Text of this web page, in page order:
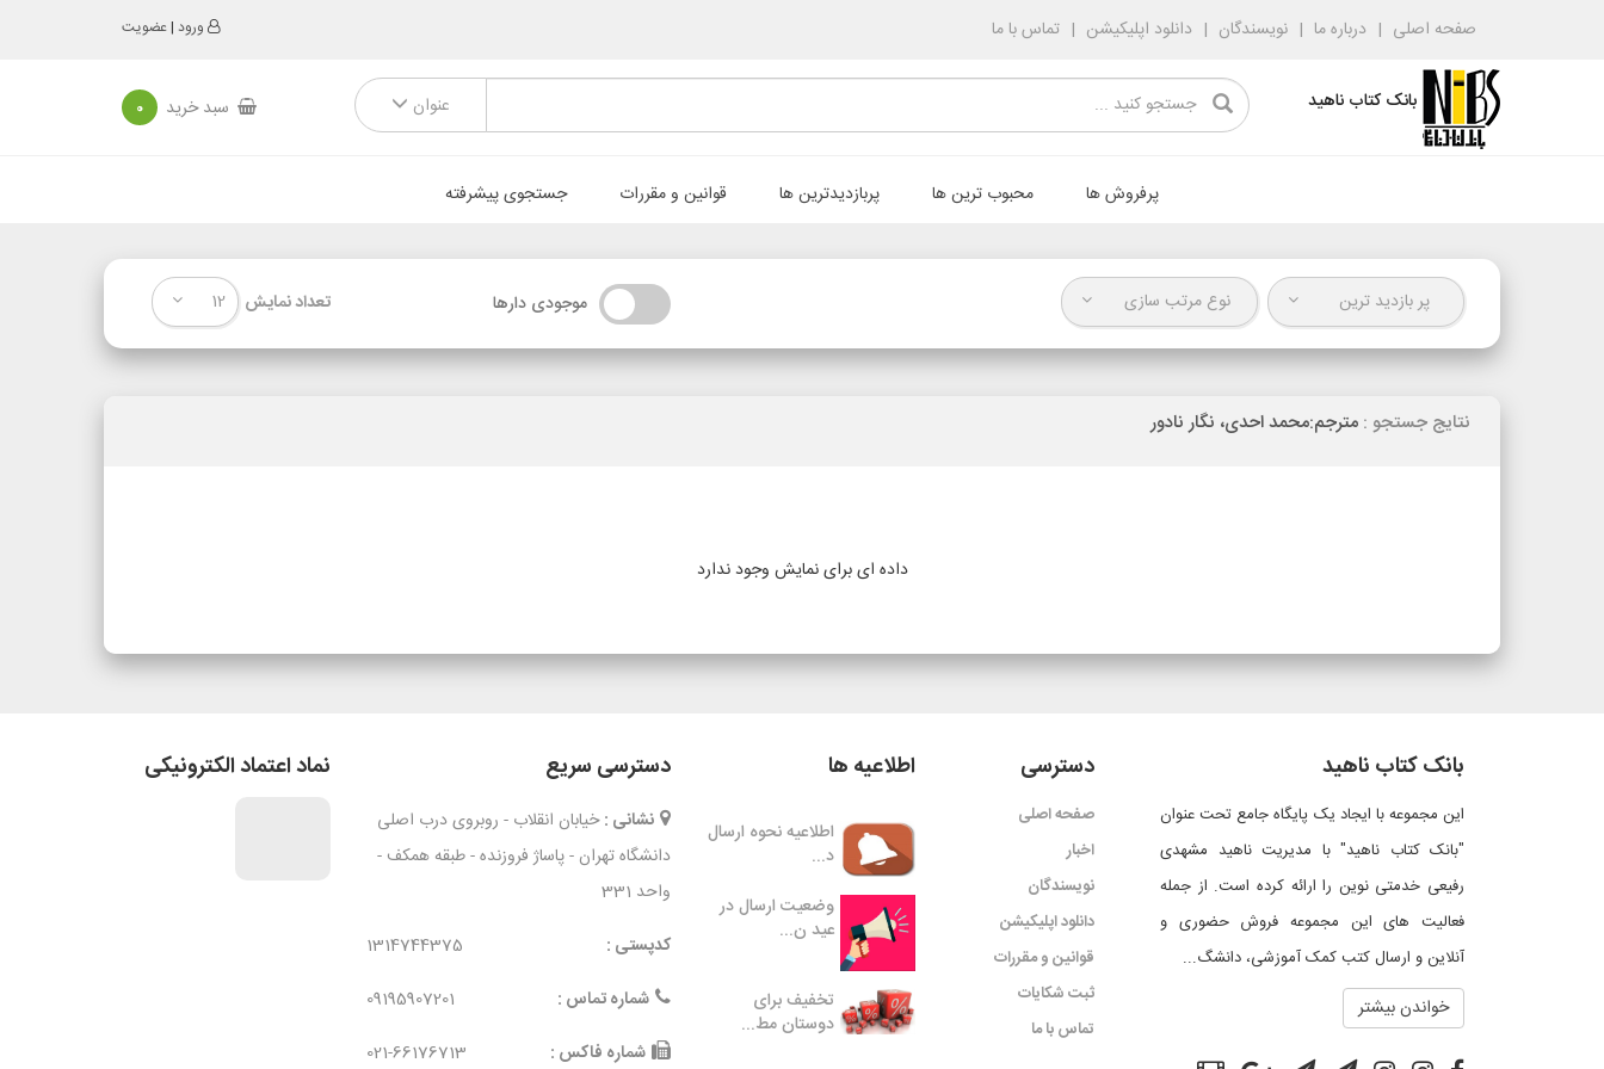
صفحه اصلی درباره ما نویسندگان دانلود اپلیکیشن تماس با ما ورود |عضویت
بانک کتاب ناهید عنوان سبد خرید 0
پرفروش ها محبوب ترین ها پربازدیدترین ها قوانین و مقررات جستجوی پیشرفته
پر بازدید ترین نوع مرتب سازی موجودی دارها تعداد نمایش 12
نتایج جستجو : مترجم:محمد احدی، نگار نادور
داده ای برای نمایش وجود ندارد
بانک کتاب ناهید
این مجموعه با ایجاد یک پایگاه جامع تحت عنوان
"بانک کتاب ناهید" با مدیریت ناهید مشهدی
رفیعی خدمتی نوین را ارائه کرده است. از جمله
فعالیت های این مجموعه فروش حضوری و
آنلاین و ارسال کتب کمک آموزشی، دانشگ...
خواندن بیشتر
دسترسی
صفحه اصلی
اخبار
نویسندگان
دانلود اپلیکیشن
قوانین و مقررات
ثبت شکایات
تماس با ما
اطلاعیه ها
اطلاعیه نحوه ارسال
د...
وضعیت ارسال در
عید ن...
تخفیف برای
دوستان مط...
دسترسی سریع
نشانی : خیابان انقلاب - روبروی درب اصلی
دانشگاه تهران - پاساژ فروزنده - طبقه همکف -
واحد 331
کدپستی :
1314744375
شماره تماس :
09195907201
شماره فاکس :
021-66176713
نماد اعتماد الکترونیکی